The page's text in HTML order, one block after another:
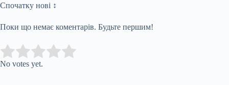
Спочатку нові ↕
Поки що немає коментарів. Будьте першим!
Rate this item:
No votes yet.